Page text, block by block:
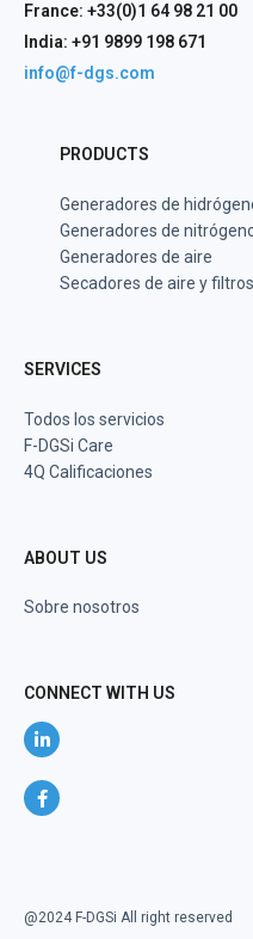
France: +33(0)1 64 98 21 00
India: +91 9899 198 671
info@f-dgs.com
PRODUCTS
Generadores de
Generadores de
Generadores de aire
Secadores de aire y
SERVICES
Todos los servicios
F-DGSi Care
4Q Calificaciones
ABOUT US
Sobre nosotros
CONNECT WITH US
@2024 F-DGSi All right reserved